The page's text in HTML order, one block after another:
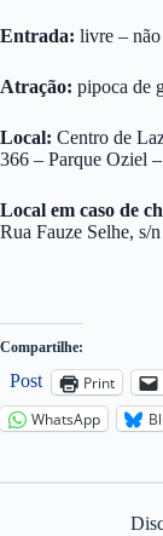
Entrada: livre – não
Atração: pipoca de
Local: Centro de
366 – Parque Oziel
Local em caso de
Rua Fauze Selhe, s/
Compartilhe:
Post Print
WhatsApp